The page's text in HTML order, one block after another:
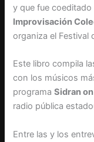
y que fue coeditado
Improvisación
organiza el Festival
Este libro compila
con los músicos
programaSidran
radio pública
Entre las y los